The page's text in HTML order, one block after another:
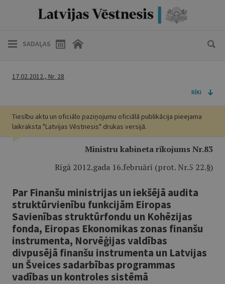
SADAĻAS
17.02.2012., Nr. 28
RĪKI
Tiesību aktu un oficiālo paziņojumu oficiālā publikācija pieejama
laikraksta "Latvijas Vēstnesis" drukas versijā.
Ministru kabineta rīkojums Nr.83
Rīgā 2012.gada 16.februārī (prot. Nr.5 22.§)
Par Finanšu ministrijas un iekšējā audita
struktūrvienību funkcijām Eiropas
Savienības struktūrfondu un Kohēzijas
fonda, Eiropas Ekonomikas zonas finanšu
instrumenta, Norvēģijas valdības
divpusējā finanšu instrumenta un Latvijas
un Šveices sadarbības programmas
vadības un kontroles sistēmā